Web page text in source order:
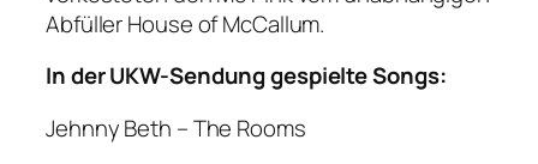
Abfüller House of McCallum.
In der UKW-Sendung gespielte Songs:
Jehnny Beth – The Rooms